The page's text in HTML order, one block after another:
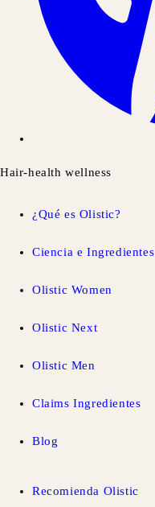
Hair-health wellness
¿Qué es Olistic?
Ciencia e Ingredientes
Olistic Women
Olistic Next
Olistic Men
Claims Ingredientes
Blog
Recomienda Olistic